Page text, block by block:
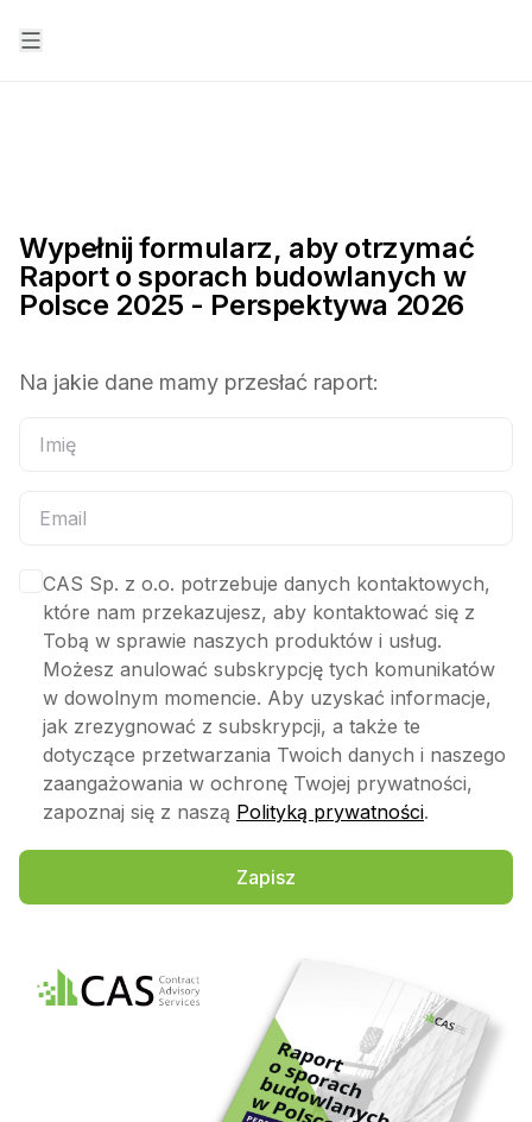
Wypełnij formularz, aby otrzymać
Raport o sporach budowlanych w
Polsce 2025 - Perspektywa 2026
Na jakie dane mamy przesłać raport:
CAS Sp. z o.o. potrzebuje danych kontaktowych,
które nam przekazujesz, aby kontaktować się z
Tobą w sprawie naszych produktów i usług.
Możesz anulować subskrypcję tych komunikatów
w dowolnym momencie. Aby uzyskać informacje,
jak zrezygnować z subskrypcji, a także te
dotyczące przetwarzania Twoich danych i naszego
zaangażowania w ochronę Twojej prywatności,
zapoznaj się z naszą Polityką prywatności.
Zapisz